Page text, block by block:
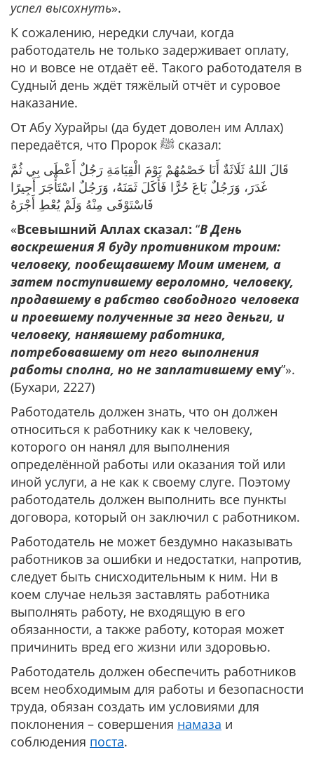
успел высохнуть».
К сожалению, нередки случаи, когда
работодатель не только задерживает оплату,
но и вовсе не отдаёт её. Такого работодателя в
Судный день ждёт тяжёлый отчёт и суровое
наказание.
От Абу Хурайры (да будет доволен им Аллах)
передаётся, что Пророк ﷺ сказал:
قَالَ اللهُ ‌ثَلَاثَةٌ ‌أَنَا ‌خَصْمُهُمْ ‌يَوْمَ الْقِيَامَةِ رَجُلٌ أَعْطَى بِي ثُمَّ
غَدَرَ، وَرَجُلٌ بَاعَ حُرًّا فَأَكَلَ ثَمَنَهُ، وَرَجُلٌ اسْتَأْجَرَ أَجِيرًا
فَاسْتَوْفَى مِنْهُ وَلَمْ يُعْطِ أَجْرَهُ
«Всевышний Аллах сказал: “В День
воскрешения Я буду противником троим:
человеку, пообещавшему Моим именем, а
затем поступившему вероломно, человеку,
продавшему в рабство свободного человека
и проевшему полученные за него деньги, и
человеку, нанявшему работника,
потребовавшему от него выполнения
работы сполна, но не заплатившемуему”».
(Бухари, 2227)
Работодатель должен знать, что он должен
относиться к работнику как к человеку,
которого он нанял для выполнения
определённой работы или оказания той или
иной услуги, а не как к своему слуге. Поэтому
работодатель должен выполнить все пункты
договора, который он заключил с работником.
Работодатель не может бездумно наказывать
работников за ошибки и недостатки, напротив,
следует быть снисходительным к ним. Ни в
коем случае нельзя заставлять работника
выполнять работу, не входящую в его
обязанности, а также работу, которая может
причинить вред его жизни или здоровью.
Работодатель должен обеспечить работников
всем необходимым для работы и безопасности
труда, обязан создать им условиями для
поклонения – совершения намаза и
соблюдения поста.